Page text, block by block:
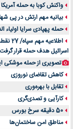
واکنش کوبا به حمله آمریکا
بیانیه مهم ارتش در پی
حمله پهپادی سرایا اولیاء
اسرائیل هدف حمله قرار گرفت
تصویری از حمله موشکی
کاهش تقاضای نوروزی
تقابل با بهره‌وری
کارآیی و تصدی‌گری
50 دقیقه سرخ بورس
مناطق امن ساختمان‌ها